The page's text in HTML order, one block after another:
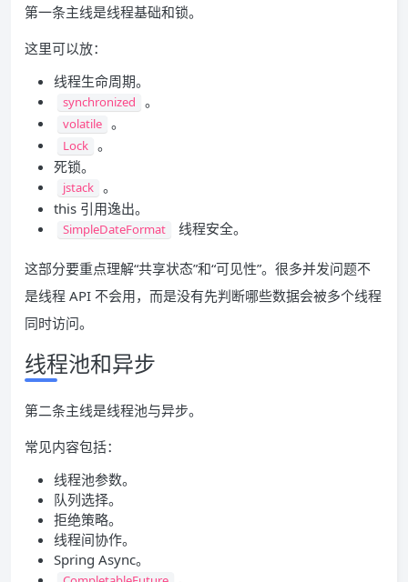
第一条主线是线程基础和锁。
这里可以放：
线程生命周期。
synchronized 。
volatile 。
Lock 。
死锁。
jstack 。
this 引用逸出。
SimpleDateFormat 线程安全。
这部分要重点理解“共享状态”和“可见性”。很多并发问题不
是线程 API 不会用，而是没有先判断哪些数据会被多个线程
同时访问。
线程池和异步
第二条主线是线程池与异步。
常见内容包括：
线程池参数。
队列选择。
拒绝策略。
线程间协作。
Spring Async。